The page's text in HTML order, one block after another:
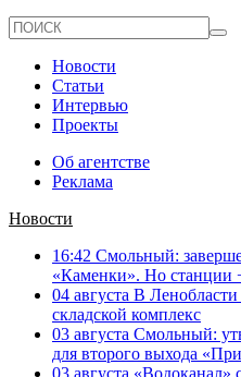
Новости
Статьи
Интервью
Проекты
Об агентстве
Реклама
Новости
16:42 Смольный:
«Каменки». Но станции
04 августа В
складской комплекс
03 августа Смольный:
для второго выхода
03 августа «Водоканал»